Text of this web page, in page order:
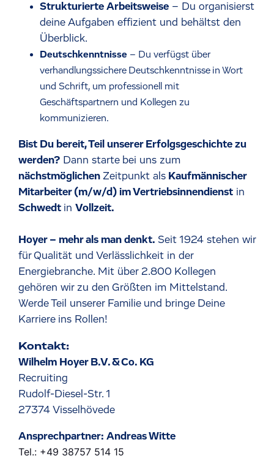
Strukturierte Arbeitsweise – Du organisierst
deine Aufgaben effizient und behältst den
Überblick.
Deutschkenntnisse – Du verfügst über
verhandlungssichere Deutschkenntnisse in Wort
und Schrift, um professionell mit
Geschäftspartnern und Kollegen zu
kommunizieren.
Bist Du bereit, Teil unserer Erfolgsgeschichte zu
werden? Dann starte bei uns zum
nächstmöglichen Zeitpunkt als Kaufmännischer
Mitarbeiter (m/w/d) im Vertriebsinnendienst in
Schwedt in Vollzeit.
Hoyer – mehr als man denkt. Seit 1924 stehen wir
für Qualität und Verlässlichkeit in der
Energiebranche. Mit über 2.800 Kollegen
gehören wir zu den Größten im Mittelstand.
Werde Teil unserer Familie und bringe Deine
Karriere ins Rollen!
Kontakt:
Wilhelm Hoyer B.V. & Co. KG
Recruiting
Rudolf-Diesel-Str. 1
27374 Visselhövede
Ansprechpartner: Andreas Witte
Tel.: +49 38757 514 15